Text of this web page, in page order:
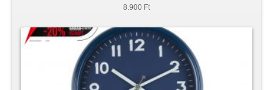
8.900 Ft